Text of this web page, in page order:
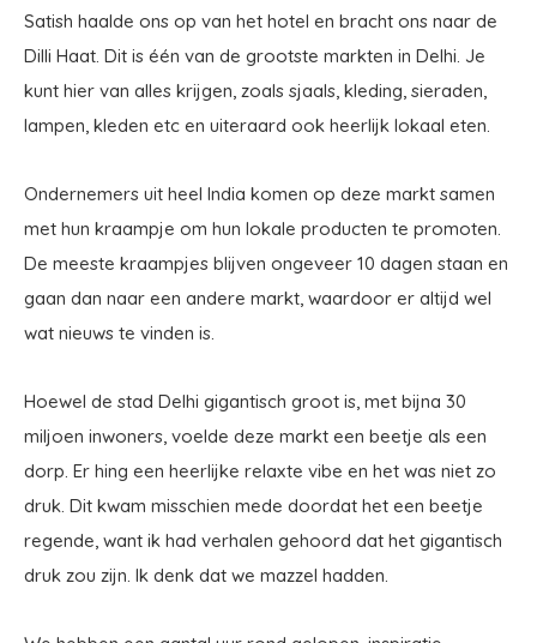
Satish haalde ons op van het hotel en bracht ons naar de
Dilli Haat. Dit is één van de grootste markten in Delhi. Je
kunt hier van alles krijgen, zoals sjaals, kleding, sieraden,
lampen, kleden etc en uiteraard ook heerlijk lokaal eten.
Ondernemers uit heel India komen op deze markt samen
met hun kraampje om hun lokale producten te promoten.
De meeste kraampjes blijven ongeveer 10 dagen staan en
gaan dan naar een andere markt, waardoor er altijd wel
wat nieuws te vinden is.
Hoewel de stad Delhi gigantisch groot is, met bijna 30
miljoen inwoners, voelde deze markt een beetje als een
dorp. Er hing een heerlijke relaxte vibe en het was niet zo
druk. Dit kwam misschien mede doordat het een beetje
regende, want ik had verhalen gehoord dat het gigantisch
druk zou zijn. Ik denk dat we mazzel hadden.